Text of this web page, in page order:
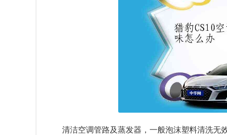
清洁空调管路及蒸发器，一般泡沫塑料清洗无